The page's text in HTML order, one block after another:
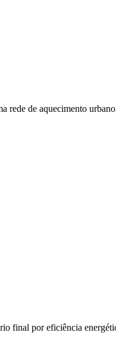
rede de aquecimento
final por eficiência